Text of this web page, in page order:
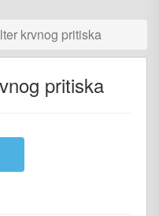
krvnog pritiska
pritiska